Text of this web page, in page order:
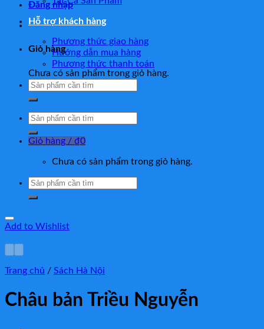
Đăng nhập
Giỏ hàng
Chưa có sản phẩm trong giỏ hàng.
Hỗ trợ khách hàng
Phương thức giao hàng
Hướng dẫn mua hàng
Phương thức thanh toán
Tìm
Tìm
Giỏ hàng / ₫0
Chưa có sản phẩm trong giỏ hàng.
Tìm
Add to Wishlist
Trang chủ / Sách Hà Nội
Châu bản Triều Nguyễn